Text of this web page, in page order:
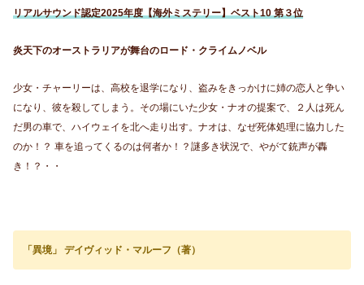
リアルサウンド認定2025年度【海外ミステリー】ベスト10 第３位
炎天下のオーストラリアが舞台のロード・クライムノベル
少女・チャーリーは、高校を退学になり、盗みをきっかけに姉の恋人と争い
になり、彼を殺してしまう。その場にいた少女・ナオの提案で、２人は死ん
だ男の車で、ハイウェイを北へ走り出す。ナオは、なぜ死体処理に協力した
のか！？ 車を追ってくるのは何者か！？謎多き状況で、やがて銃声が轟
き！？・・
「異境」 デイヴィッド・マルーフ（著）